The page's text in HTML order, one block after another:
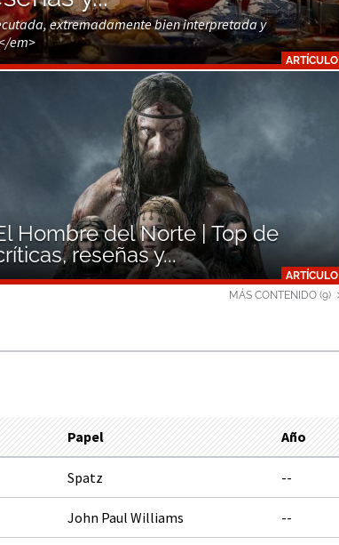
ARTÍCULO
extremadamente bien interpretada y
em>
ARTÍCULO
Hombre del Norte | Top de
reseñas y...
MÁS CONTENIDO (9)
Papel Año
Spatz --
John Paul Williams --